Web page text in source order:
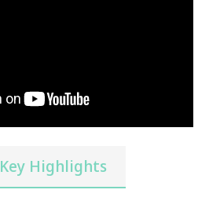
Key Highlights